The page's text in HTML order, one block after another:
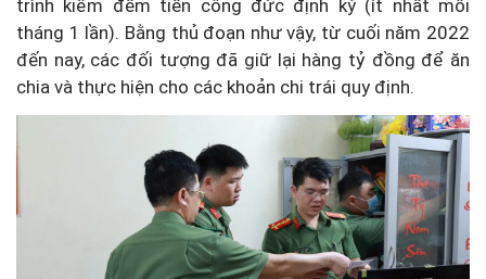
trình kiểm đếm tiền công đức định kỳ (ít nhất mỗi
tháng 1 lần). Bằng thủ đoạn như vậy, từ cuối năm 2022
đến nay, các đối tượng đã giữ lại hàng tỷ đồng để ăn
chia và thực hiện cho các khoản chi trái quy định.